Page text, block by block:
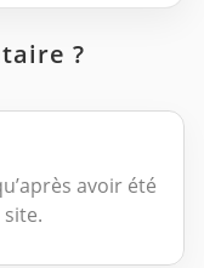
?
avoir été